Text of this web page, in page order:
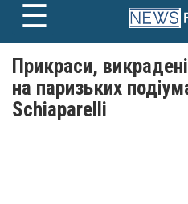
content
☰
Прикраси,
на паризьких
Schiaparelli